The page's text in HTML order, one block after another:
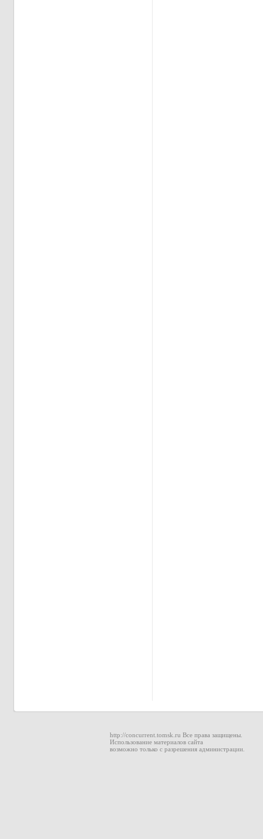
http://concurrent.tomsk.ru Все права защищены.
Использование материалов сайта
возможно только с разрешения администрации.